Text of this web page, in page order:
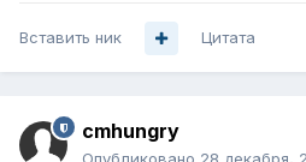
Вставить ник Цитата
cmhungry